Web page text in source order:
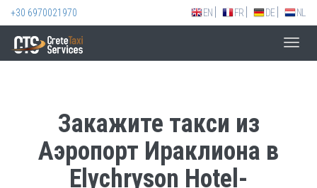
+30 6970021970 EN FR DE NL
Закажите такси из
Аэропорт Ираклиона в
Elychryson Hotel-